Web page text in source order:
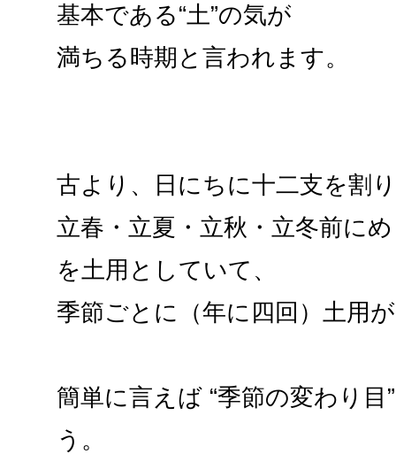
基本である“土”の気が
満ちる時期と言われます。
古より、日にちに十二支を割
立春・立夏・立秋・立冬前に
を土用としていて、
季節ごとに（年に四回）土用
簡単に言えば “季節の変わり
う。